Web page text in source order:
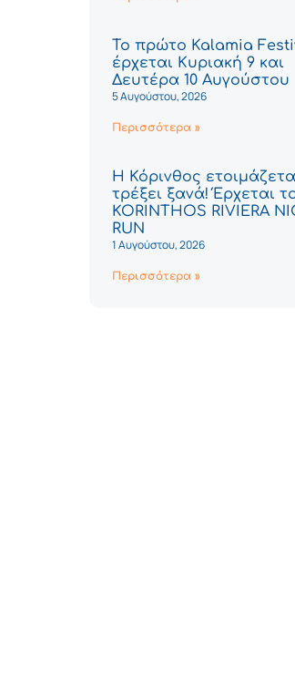
Το πρώτο Kalamia
έρχεται Κυριακή 9 και
Δευτέρα 10 Αυγούστου
5 Αυγούστου, 2026
Περισσότερα »
Η Κόρινθος
τρέξει ξανά! Έρχεται
KORINTHOS RIVIERA
RUN
1 Αυγούστου, 2026
Περισσότερα »